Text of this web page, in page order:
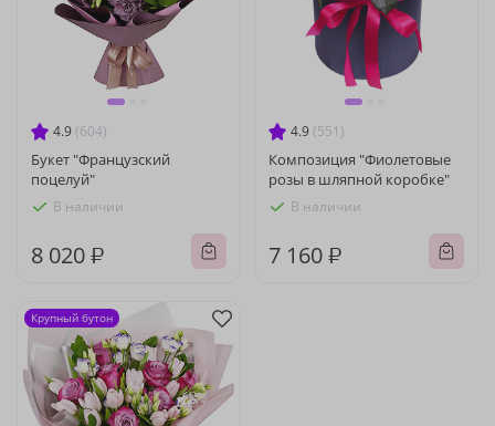
4.9 (604)
Букет "Французский
поцелуй"
В наличии
8 020 ₽
4.9 (551)
Композиция "Фиолетовые
розы в шляпной коробке"
В наличии
7 160 ₽
Крупный бутон